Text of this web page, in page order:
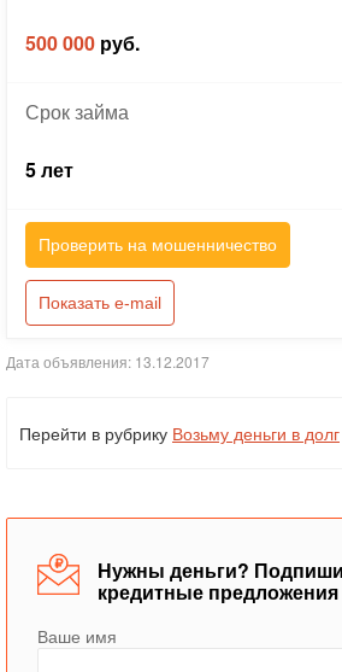
500 000 руб.
Срокзайма
5 лет
Проверить на мошенничество
Показать e-mail
Дата объявления: 13.12.2017
Перейти в рубрику Возьму деньги в долг
Нужны деньги?
кредитные предложения
Ваше имя